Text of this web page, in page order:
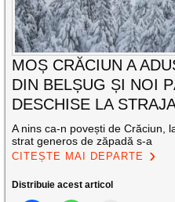
MOȘ CRĂCIUN A
DIN BELȘUG ȘI NOI
DESCHISE LA
A nins ca-n povești de Crăciun,
strat generos de zăpadă s-a
CITEȘTE MAI DEPARTE
Distribuie acest articol